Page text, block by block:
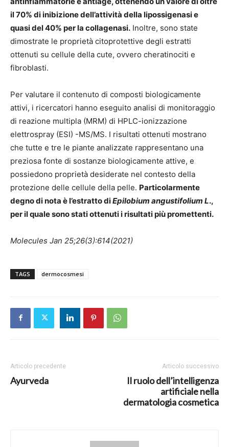
il 70% di inibizione dell’attività della lipossigenasi e
quasi del 40% per la collagenasi. Inoltre, sono state
dimostrate le proprietà citoprotettive degli estratti
ottenuti su cellule della cute, ovvero cheratinociti e
fibroblasti.
Per valutare il contenuto di composti biologicamente
attivi, i ricercatori hanno eseguito analisi di monitoraggio
di reazione multipla (MRM) di HPLC-ionizzazione
elettrospray (ESI) -MS/MS. I risultati ottenuti mostrano
che tutte e tre le piante analizzate rappresentano una
preziosa fonte di sostanze biologicamente attive, e
possiedono proprietà desiderate nel contesto della
protezione delle cellule della pelle. Particolarmente
degno di nota è l’estratto diEpilobium angustifolium L.,
per il quale sono stati ottenuti i risultati più promettenti.
Molecules Jan 25;26(3):614(2021)
TAGS dermocosmesi
Articolo precedente
Ayurveda
Articolo successivo
Il ruolo dell’intelligenza
artificiale nella
dermatologia cosmetica